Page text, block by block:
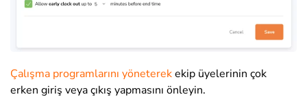
Çalışma programlarını yöneterekekip üyelerinin çok
erken giriş veya çıkış yapmasını önleyin.